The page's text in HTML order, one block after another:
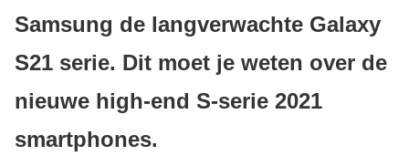
Samsung de langverwachte Galaxy
S21 serie. Dit moet je weten over de
nieuwe high-end S-serie 2021
smartphones.